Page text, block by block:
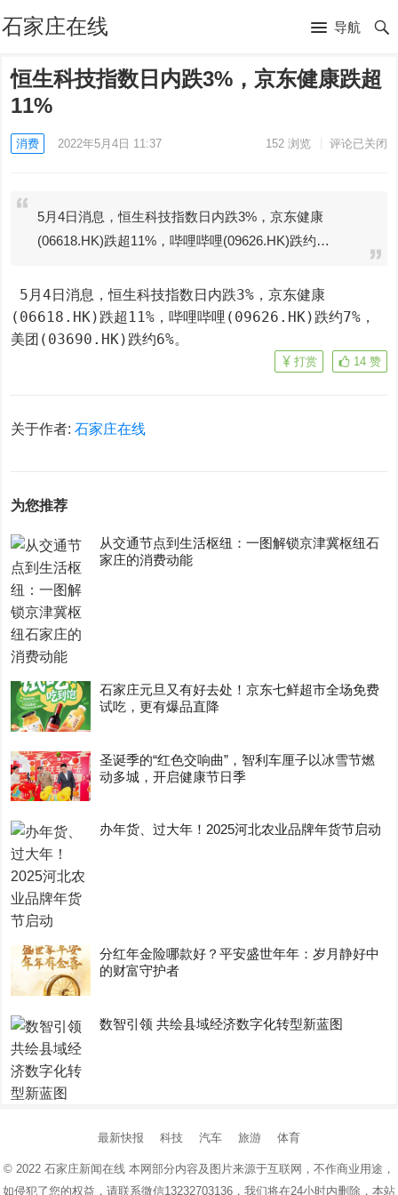
石家庄在线 导航
恒生科技指数日内跌3%，京东健康跌超
11%
消费 2022年5月4日 11:37 152浏览 评论已关闭
5月4日消息，恒生科技指数日内跌3%，京东健康
(06618.HK)跌超11%，哔哩哔哩(09626.HK)跌约…
(06618.HK)跌超11%，哔哩哔哩(09626.HK)跌约7%，
美团(03690.HK)跌约6%。
14 赞
打赏
关于作者:石家庄在线
为您推荐
从交通节点到生活枢纽：一图解锁京津冀枢纽石
家庄的消费动能
石家庄元旦又有好去处！京东七鲜超市全场免费
试吃，更有爆品直降
圣诞季的“红色交响曲”，智利车厘子以冰雪节燃
动多城，开启健康节日季
办年货、过大年！2025河北农业品牌年货节启动
分红年金险哪款好？平安盛世年年：岁月静好中
的财富守护者
数智引领 共绘县域经济数字化转型新蓝图
最新快报 科技 汽车 旅游 体育
© 2022 石家庄新闻在线本网部分内容及图片来源于互联网，不作商业用途，
如侵犯了您的权益，请联系微信13232703136，我们将在24小时内删除，本站